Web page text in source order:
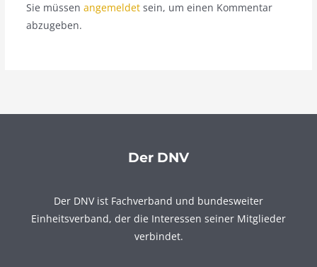
Sie müssen angemeldetsein, um einen Kommentar
abzugeben.
Der DNV
Der DNV ist Fachverband und bundesweiter
Einheitsverband, der die Interessen seiner Mitglieder
verbindet.